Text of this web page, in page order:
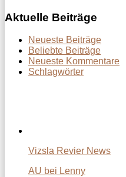
Aktuelle Beiträge
Neueste Beiträge
Beliebte Beiträge
Neueste Kommentare
Schlagwörter
Vizsla Revier News
AU bei Lenny